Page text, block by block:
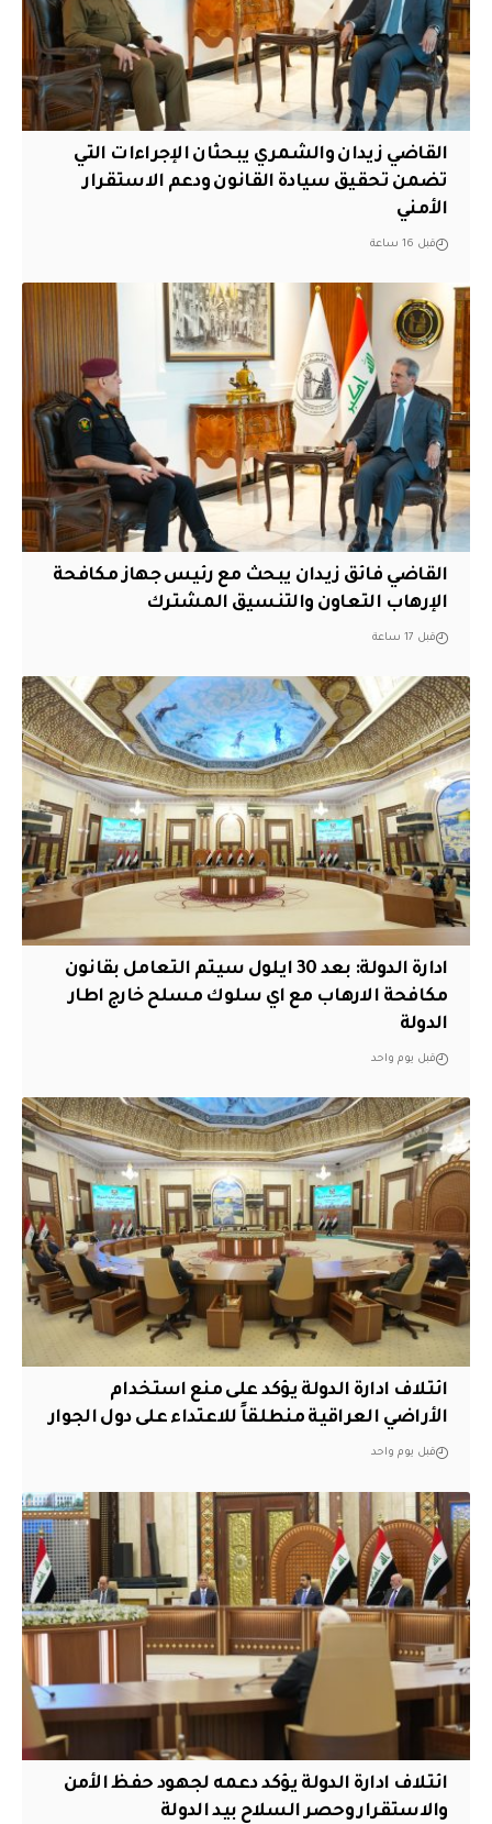
القاضي زيدان والشمري يبحثان الإجراءات التي
تضمن تحقيق سيادة القانون ودعم الاستقرار
الأمني
قبل 16 ساعة
القاضي فائق زيدان يبحث مع رئيس جهاز مكافحة
الإرهاب التعاون والتنسيق المشترك
قبل 17 ساعة
ادارة الدولة: بعد 30 ايلول سيتم التعامل بقانون
مكافحة الارهاب مع اي سلوك مسلح خارج اطار
الدولة
قبل يوم واحد
ائتلاف ادارة الدولة يؤكد على منع استخدام
الأراضي العراقية منطلقاً للاعتداء على دول الجوار
قبل يوم واحد
ائتلاف ادارة الدولة يؤكد دعمه لجهود حفظ الأمن
والاستقرار وحصر السلاح بيد الدولة